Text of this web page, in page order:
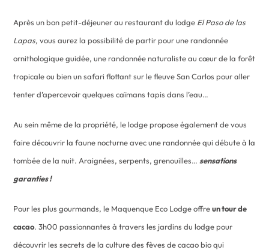
Après un bon petit-déjeuner au restaurant du lodge El Paso de las
Lapas,vous aurez la possibilité de partir pour une randonnée
ornithologique guidée, une randonnée naturaliste au cœur de la forêt
tropicale ou bien un safari flottant sur le fleuve San Carlos pour aller
tenter d’apercevoir quelques caïmans tapis dans l’eau…
Au sein même de la propriété, le lodge propose également de vous
faire découvrir la faune nocturne avec une randonnée qui débute à la
tombée de la nuit. Araignées, serpents, grenouilles…sensations
garanties !
Pour les plus gourmands, le Maquenque Eco Lodge offreun tour de
cacao. 3h00 passionnantes à travers les jardins du lodge pour
découvrir les secrets de la culture des fèves de cacao bio qui